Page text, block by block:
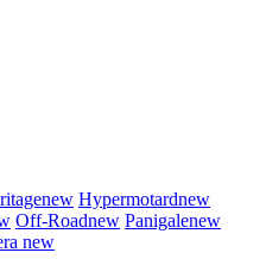
new Hypermotardnew
Off-Roadnew Panigalenew
new